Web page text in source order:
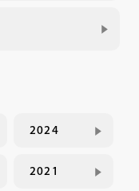
2024
2021